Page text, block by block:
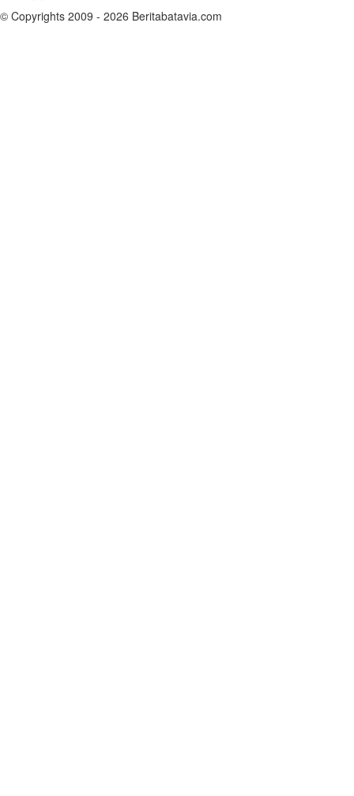
© Copyrights 2009 - 2026 Beritabatavia.com